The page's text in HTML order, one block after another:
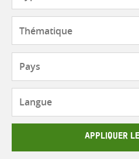
APPLIQUER